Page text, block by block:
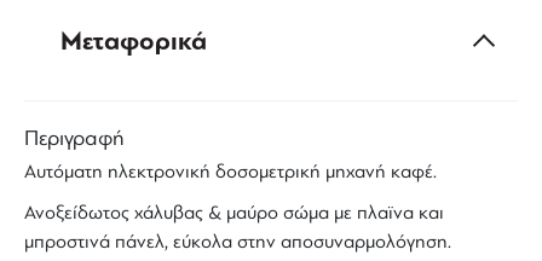
Μεταφορικά
Περιγραφή
Αυτόματη ηλεκτρονική δοσομετρική μηχανή καφέ.
Ανοξείδωτος χάλυβας & μαύρο σώμα με πλαϊνα και
μπροστινά πάνελ, εύκολα στην αποσυναρμολόγηση.